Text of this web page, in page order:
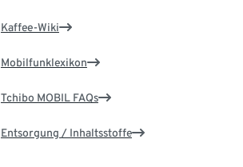
Kaffee-Wiki
Mobilfunklexikon
Tchibo MOBIL FAQs
Entsorgung / Inhaltsstoffe